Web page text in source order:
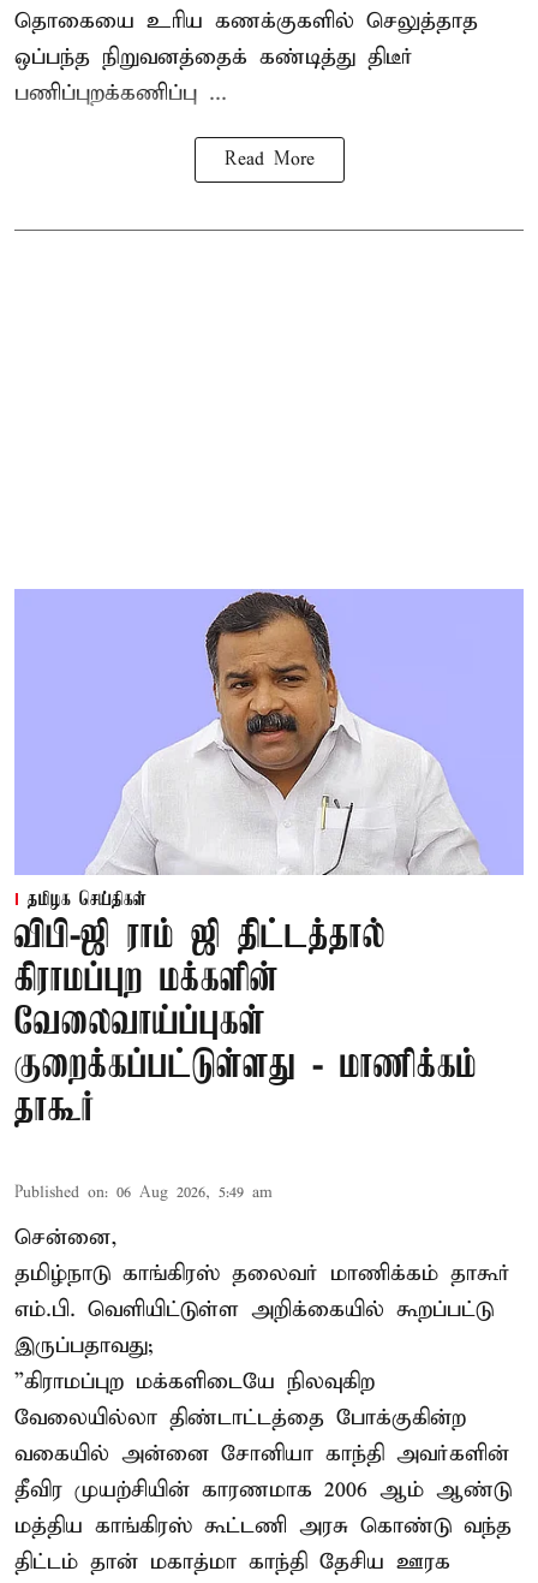
தொகையை உரிய கணக்குகளில் செலுத்தாத
ஒப்பந்த நிறுவனத்தைக் கண்டித்து திடீர்
பணிப்புறக்கணிப்பு ...
Read More
தமிழக செய்திகள்
விபி-ஜி ராம் ஜி திட்டத்தால்
கிராமப்புற மக்களின்
வேலைவாய்ப்புகள்
குறைக்கப்பட்டுள்ளது - மாணிக்கம்
தாகூர்
Published on: 06 Aug 2026, 5:49 am
சென்னை,
தமிழ்நாடு காங்கிரஸ் தலைவர் மாணிக்கம் தாகூர்
எம்.பி. வெளியிட்டுள்ள அறிக்கையில் கூறப்பட்டு
இருப்பதாவது;
”கிராமப்புற மக்களிடையே நிலவுகிற
வேலையில்லா திண்டாட்டத்தை போக்குகின்ற
வகையில் அன்னை சோனியா காந்தி அவர்களின்
தீவிர முயற்சியின் காரணமாக 2006 ஆம் ஆண்டு
மத்திய காங்கிரஸ் கூட்டணி அரசு கொண்டு வந்த
திட்டம் தான் மகாத்மா காந்தி தேசிய ஊரக